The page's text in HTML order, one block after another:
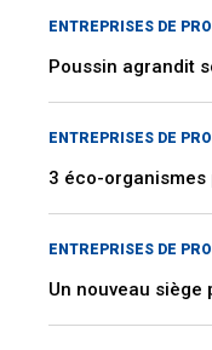
ENTREPRISES DE
Poussin agrandit
ENTREPRISES DE
3 éco-organismes
ENTREPRISES DE
Un nouveau siège